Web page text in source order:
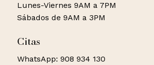
Lunes-Viernes 9AM a 7PM
Sábados de 9AM a 3PM
Citas
WhatsApp: 908 934 130